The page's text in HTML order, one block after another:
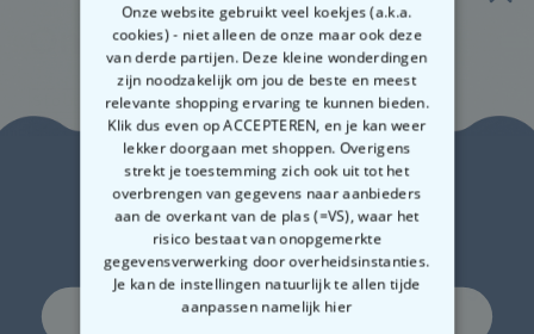
Aantal € 19,99
Onze website gebruikt veel koekjes (a.k.a.
cookies) - niet alleen de onze maar ook deze
van derde partijen. Deze kleine wonderdingen
zijn noodzakelijk om jou de beste en meest
relevante shopping ervaring te kunnen bieden.
Klik dus even op ACCEPTEREN, en je kan weer
lekker doorgaan met shoppen. Overigens
strekt je toestemming zich ook uit tot het
overbrengen van gegevens naar aanbieders
aan de overkant van de plas (=VS), waar het
risico bestaat van onopgemerkte
gegevensverwerking door overheidsinstanties.
Je kan de instellingen natuurlijk te allen tijde
aanpassen namelijk hier
Zin in
10% korting?
Ja, graag!